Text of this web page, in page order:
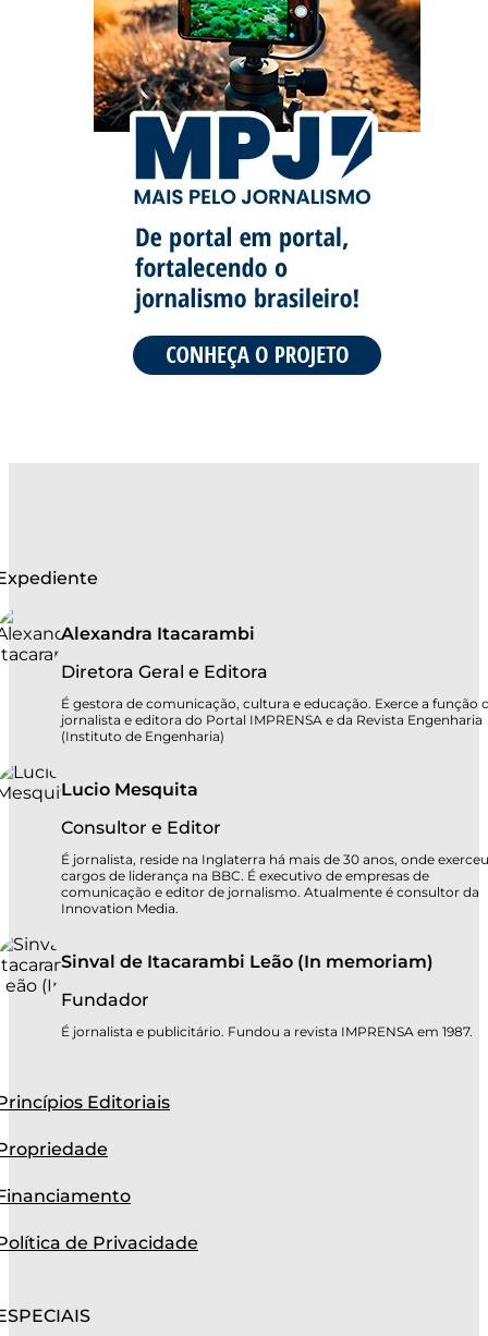
Alexandra Itacarambi
Diretora Geral e Editora
É gestora de comunicação, cultura e educação. Exerce a função
jornalista e editora do Portal IMPRENSA e da Revista Engenharia
(Instituto de Engenharia)
Lucio Mesquita
Consultor e Editor
É jornalista, reside na Inglaterra há mais de 30 anos, onde exerceu
cargos de liderança na BBC. É executivo de empresas de
comunicação e editor de jornalismo. Atualmente é consultor da
Innovation Media.
Sinval de Itacarambi Leão (In memoriam)
Fundador
É jornalista e publicitário. Fundou a revista IMPRENSA em 1987.
Editoriais
de Privacidade